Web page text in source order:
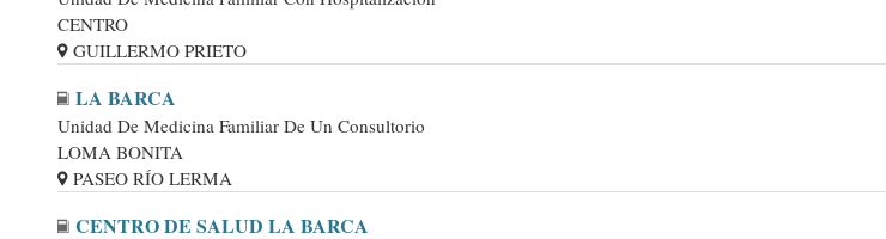
CENTRO
GUILLERMO PRIETO
LA BARCA
Unidad De Medicina Familiar De Un Consultorio
LOMA BONITA
PASEO RÍO LERMA
CENTRO DE SALUD LA BARCA